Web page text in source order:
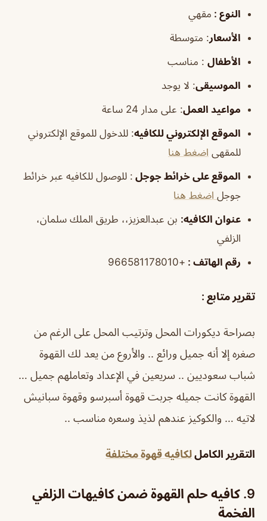
النوع : مقهي
الأسعار: متوسطة
الأطفال : مناسب
الموسيقى: لا يوجد
مواعيد العمل: على مدار 24 ساعة
الموقع الإلكتروني للكافيه: للدخول للموقع الإلكتروني
للمقهى اضغط هنا
الموقع على خرائط جوجل : للوصول للكافيه عبر خرائط
جوجل اضغط هنا
عنوان الكافيه: بن عبدالعزيز،، طريق الملك سلمان،
الزلفي
رقم الهاتف : +966581178010
تقرير متابع :
بصراحة ديكورات المحل وترتيب المحل على الرغم من
صغره إلا أنه جميل ورائع .. والأروع من يعد لك القهوة
شباب سعوديين .. سريعين في الإعداد وتعاملهم جميل …
القهوة كانت جميله جربت قهوة أسبرسو وقهوة سبانيش
لاتيه … والكوكيز عندهم لذيذ وسعره مناسب ..
التقرير الكامللكافيه قهوة مختلفة
9. كافيه حلم القهوة ضمن كافيهات الزلفي
الفخمة